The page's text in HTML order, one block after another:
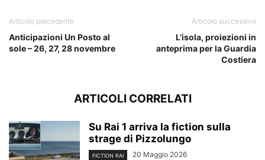
Articolo precedente
Anticipazioni Un Posto al
sole – 26, 27, 28 novembre
Articolo successivo
L’isola, proiezioni in
anteprima per la Guardia
Costiera
ARTICOLI CORRELATI
Su Rai 1 arriva la fiction sulla
strage di Pizzolungo
FICTION RAI 20 Maggio 2026